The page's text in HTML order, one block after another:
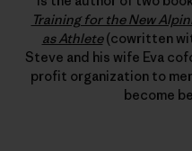
Training for the New
as Athlete(cowritten
Steve and his wife Eva
profit organization to
become